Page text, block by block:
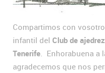
Compartimos con
infantil del Club de
Tenerife . Enhorabuena
agradecemos que nos